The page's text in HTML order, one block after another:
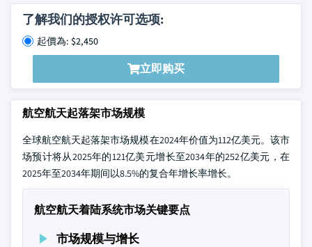
了解我们的授权许可选项:
起價為: $2,450
立即购买
航空航天起落架市场规模
全球航空航天起落架市场规模在2024年价值为112亿美元。该市
场预计将从2025年的121亿美元增长至2034年的252亿美元，在
2025年至2034年期间以8.5%的复合年增长率增长。
航空航天着陆系统市场关键要点
市场规模与增长